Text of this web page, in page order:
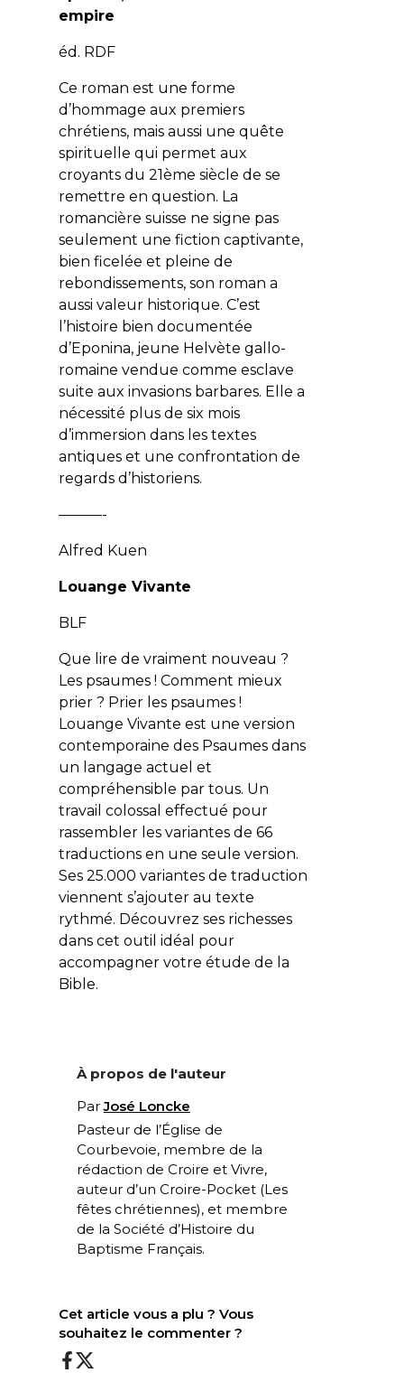
empire
éd. RDF
Ce roman est une forme
d’hommage aux premiers
chrétiens, mais aussi une quête
spirituelle qui permet aux
croyants du 21ème siècle de se
remettre en question. La
romancière suisse ne signe pas
seulement une fiction captivante,
bien ficelée et pleine de
rebondissements, son roman a
aussi valeur historique. C’est
l’histoire bien documentée
d’Eponina, jeune Helvète gallo-
romaine vendue comme esclave
suite aux invasions barbares. Elle a
nécessité plus de six mois
d’immersion dans les textes
antiques et une confrontation de
regards d’historiens.
———-
Alfred Kuen
Louange Vivante
BLF
Que lire de vraiment nouveau ?
Les psaumes ! Comment mieux
prier ? Prier les psaumes !
Louange Vivante est une version
contemporaine des Psaumes dans
un langage actuel et
compréhensible par tous. Un
travail colossal effectué pour
rassembler les variantes de 66
traductions en une seule version.
Ses 25.000 variantes de traduction
viennent s’ajouter au texte
rythmé. Découvrez ses richesses
dans cet outil idéal pour
accompagner votre étude de la
Bible.
À propos de l'auteur
ParJosé Loncke
Pasteur de l’Église de
Courbevoie, membre de la
rédaction de Croire et Vivre,
auteur d’un Croire-Pocket (Les
fêtes chrétiennes), et membre
de la Société d’Histoire du
Baptisme Français.
Cet article vous a plu ? Vous
souhaitez le commenter ?